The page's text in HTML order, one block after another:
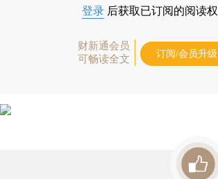
登录 后获取已订阅的阅读
财新通会员
可畅读全文
订阅/会员升级